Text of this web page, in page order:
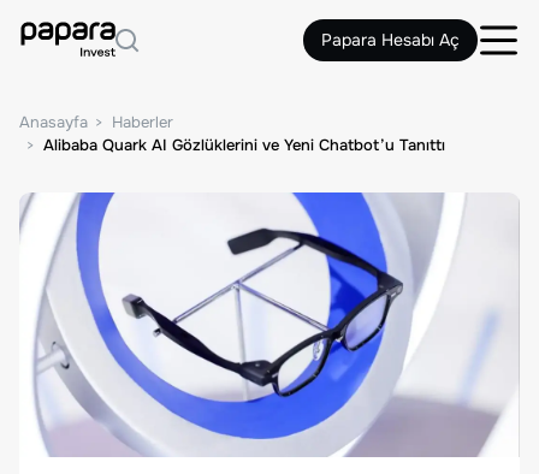
Papara Hesabı Aç
Anasayfa
Haberler
Alibaba Quark AI Gözlüklerini ve Yeni Chatbot’u Tanıttı